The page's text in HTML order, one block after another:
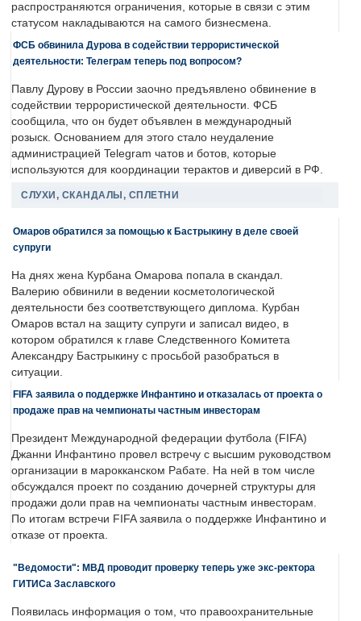
распространяются ограничения, которые в связи с этим
статусом накладываются на самого бизнесмена.
ФСБ обвинила Дурова в содействии террористической
деятельности: Телеграм теперь под вопросом?
Павлу Дурову в России заочно предъявлено обвинение в
содействии террористической деятельности. ФСБ
сообщила, что он будет объявлен в международный
розыск. Основанием для этого стало неудаление
администрацией Telegram чатов и ботов, которые
используются для координации терактов и диверсий в РФ.
СЛУХИ, СКАНДАЛЫ, СПЛЕТНИ
Омаров обратился за помощью к Бастрыкину в деле своей
супруги
На днях жена Курбана Омарова попала в скандал.
Валерию обвинили в ведении косметологической
деятельности без соответствующего диплома. Курбан
Омаров встал на защиту супруги и записал видео, в
котором обратился к главе Следственного Комитета
Александру Бастрыкину с просьбой разобраться в
ситуации.
FIFA заявила о поддержке Инфантино и отказалась от проекта о
продаже прав на чемпионаты частным инвесторам
Президент Международной федерации футбола (FIFA)
Джанни Инфантино провел встречу с высшим руководством
организации в марокканском Рабате. На ней в том числе
обсуждался проект по созданию дочерней структуры для
продажи доли прав на чемпионаты частным инвесторам.
По итогам встречи FIFA заявила о поддержке Инфантино и
отказе от проекта.
"Ведомости": МВД проводит проверку теперь уже экс-ректора
ГИТИСа Заславского
Появилась информация о том, что правоохранительные